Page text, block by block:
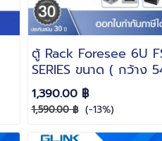
ตู้ Rack Foresee 6U
SERIES ขนาด ( กว้าง
สูง30 X ลึก45 cm. ) มีให้
เลือก 2 สี สีดำ สีขาว สิน
ประกอบสำเร็จ
1,390.00 ฿
1,590.00 ฿ (-13%)